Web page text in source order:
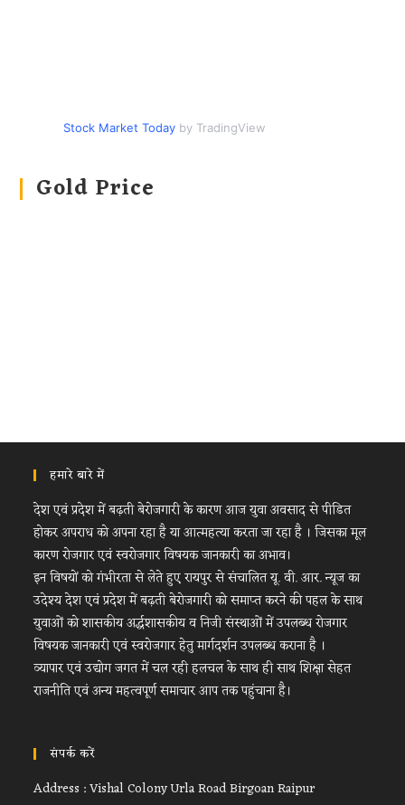
Stock Market Today by TradingView
Gold Price
हमारे बारे में
देश एवं प्रदेश में बढ़ती बेरोजगारी के कारण आज युवा अवसाद से पीडित
होकर अपराध को अपना रहा है या आत्महत्या करता जा रहा है । जिसका मूल
कारण रोजगार एवं स्वरोजगार विषयक जानकारी का अभाव।
इन विषयों को गंभीरता से लेते हुए रायपुर से संचालित यू. वी. आर. न्यूज का
उदेश्य देश एवं प्रदेश में बढ़ती बेरोजगारी को समाप्त करने की पहल के साथ
युवाओं को शासकीय अर्द्धशासकीय व निजी संस्थाओं में उपलब्ध रोजगार
विषयक जानकारी एवं स्वरोजगार हेतु मार्गदर्शन उपलब्ध कराना है ।
व्यापार एवं उद्योग जगत में चल रही हलचल के साथ ही साथ शिक्षा सेहत
राजनीति एवं अन्य महत्वपूर्ण समाचार आप तक पहुंचाना है।
संपर्क करें
Address : Vishal Colony Urla Road Birgoan Raipur